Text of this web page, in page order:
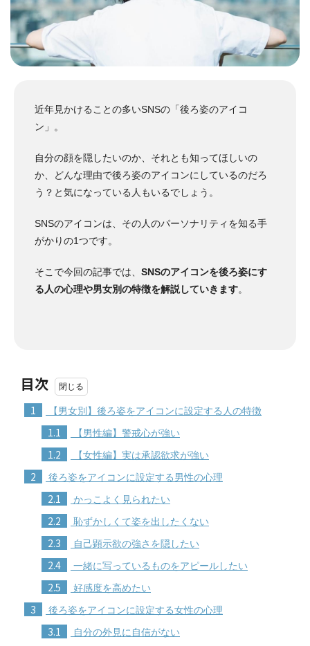
近年見かけることの多いSNSの「後ろ姿のアイコ
ン」。
自分の顔を隠したいのか、それとも知ってほしいの
か、どんな理由で後ろ姿のアイコンにしているのだろ
う？と気になっている人もいるでしょう。
SNSのアイコンは、その人のパーソナリティを知る手
がかりの1つです。
そこで今回の記事では、 SNSのアイコンを後ろ姿にす
る人の心理や男女別の特徴を解説していきます。
目次
1 【男女別】後ろ姿をアイコンに設定する人の特徴
1.1 【男性編】警戒心が強い
1.2 【女性編】実は承認欲求が強い
2 後ろ姿をアイコンに設定する男性の心理
2.1 かっこよく見られたい
2.2 恥ずかしくて姿を出したくない
2.3 自己顕示欲の強さを隠したい
2.4 一緒に写っているものをアピールしたい
2.5 好感度を高めたい
3 後ろ姿をアイコンに設定する女性の心理
3.1 自分の外見に自信がない